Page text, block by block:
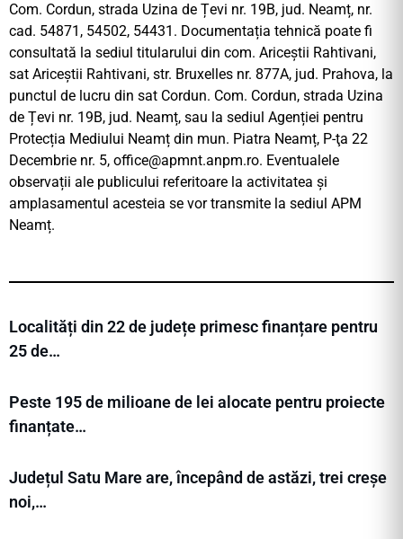
Com. Cordun, strada Uzina de Țevi nr. 19B, jud. Neamț, nr.
cad. 54871, 54502, 54431. Documentația tehnică poate fi
consultată la sediul titularului din com. Ariceștii Rahtivani,
sat Ariceștii Rahtivani, str. Bruxelles nr. 877A, jud. Prahova, la
punctul de lucru din sat Cordun. Com. Cordun, strada Uzina
de Țevi nr. 19B, jud. Neamț, sau la sediul Agenției pentru
Protecția Mediului Neamț din mun. Piatra Neamț, P-ţa 22
Decembrie nr. 5, office@apmnt.anpm.ro. Eventualele
observații ale publicului referitoare la activitatea și
amplasamentul acesteia se vor transmite la sediul APM
Neamț.
Localități din 22 de județe primesc finanțare pentru
25 de…
Peste 195 de milioane de lei alocate pentru proiecte
finanțate…
Județul Satu Mare are, începând de astăzi, trei creșe
noi,…